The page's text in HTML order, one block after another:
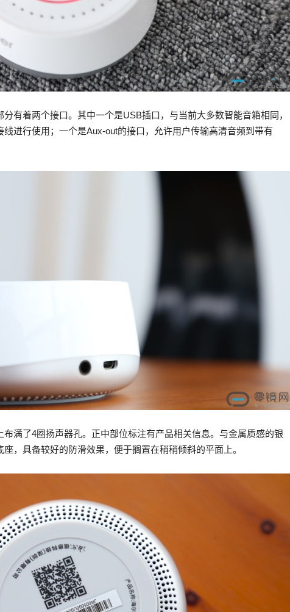
有着两个接口。其中一个是USB插口，与当前大多数智能音箱相同，
进行使用；一个是Aux-out的接口，允许用户传输高清音频到带有
满了4圈扬声器孔。正中部位标注有产品相关信息。与金属质感的银
，具备较好的防滑效果，便于搁置在稍稍倾斜的平面上。